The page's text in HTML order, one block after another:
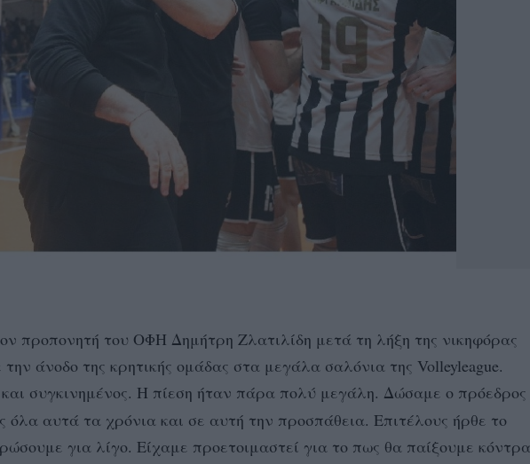
προπονητή του ΟΦΗ Δημήτρη Ζλατιλίδη μετά τη λήξη της νικηφόρας
άνοδο της κρητικής ομάδας στα μεγάλα σαλόνια της Volleyleague.
συγκινημένος. Η πίεση ήταν πάρα πολύ μεγάλη. Δώσαμε ο πρόεδρος
αυτά τα χρόνια και σε αυτή την προσπάθεια. Επιτέλους ήρθε το
για λίγο. Είχαμε προετοιμαστεί για το πως θα παίξουμε